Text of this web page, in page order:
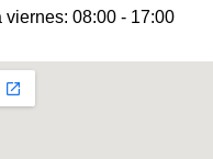
viernes: 08:00 - 17:00